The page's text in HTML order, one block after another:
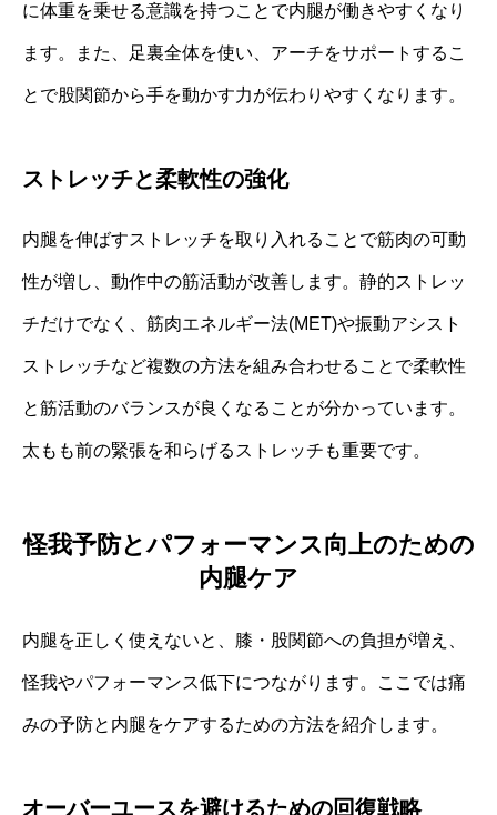
に体重を乗せる意識を持つことで内腿が働きやすくなり
ます。また、足裏全体を使い、アーチをサポートするこ
とで股関節から手を動かす力が伝わりやすくなります。
ストレッチと柔軟性の強化
内腿を伸ばすストレッチを取り入れることで筋肉の可動
性が増し、動作中の筋活動が改善します。静的ストレッ
チだけでなく、筋肉エネルギー法(MET)や振動アシスト
ストレッチなど複数の方法を組み合わせることで柔軟性
と筋活動のバランスが良くなることが分かっています。
太もも前の緊張を和らげるストレッチも重要です。
怪我予防とパフォーマンス向上のための
内腿ケア
内腿を正しく使えないと、膝・股関節への負担が増え、
怪我やパフォーマンス低下につながります。ここでは痛
みの予防と内腿をケアするための方法を紹介します。
オーバーユースを避けるための回復戦略